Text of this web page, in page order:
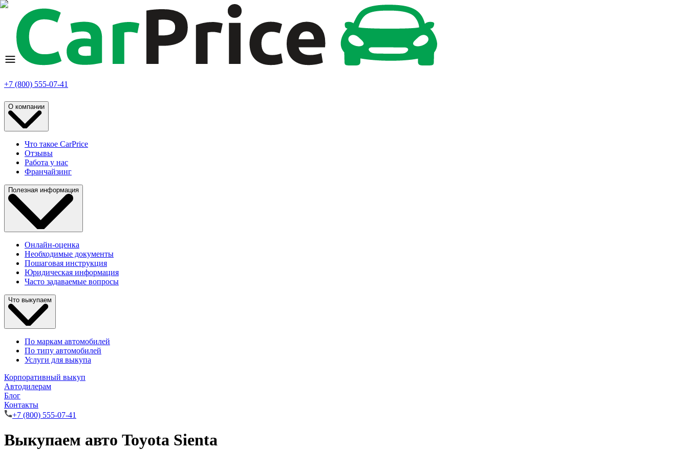
+7 (800) 555-07-41
О компании
Что такое CarPrice
Отзывы
Работа у нас
Франчайзинг
Полезная информация
Онлайн-оценка
Необходимые документы
Пошаговая инструкция
Юридическая информация
Часто задаваемые вопросы
Что выкупаем
По маркам автомобилей
По типу автомобилей
Услуги для выкупа
Корпоративный выкуп
Автодилерам
Блог
Контакты
+7 (800) 555-07-41
Выкупаем авто Toyota Sienta